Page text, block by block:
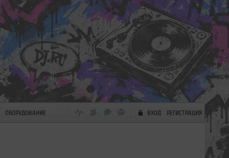
ОБОРУДОВАНИЕ ВХОД РЕГИСТРАЦИЯ